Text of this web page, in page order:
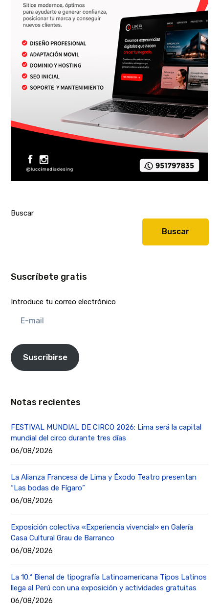
Buscar
Buscar
Suscríbete gratis
Introduce tu correo electrónico
mail
Suscribirse
Notas recientes
FESTIVAL MUNDIAL DE CIRCO 2026: Lima será la capital
mundial del circo durante tres días
06/08/2026
La Alianza Francesa de Lima y Éxodo Teatro presentan
“Las bodas de Fígaro”
06/08/2026
Exposición colectiva «Experiencia vivencial» en Galería
Casa Cultural Grau de Barranco
06/08/2026
La 10.ª Bienal de tipografía Latinoamericana Tipos Latinos
llega al Perú con una exposición y actividades gratuitas
06/08/2026